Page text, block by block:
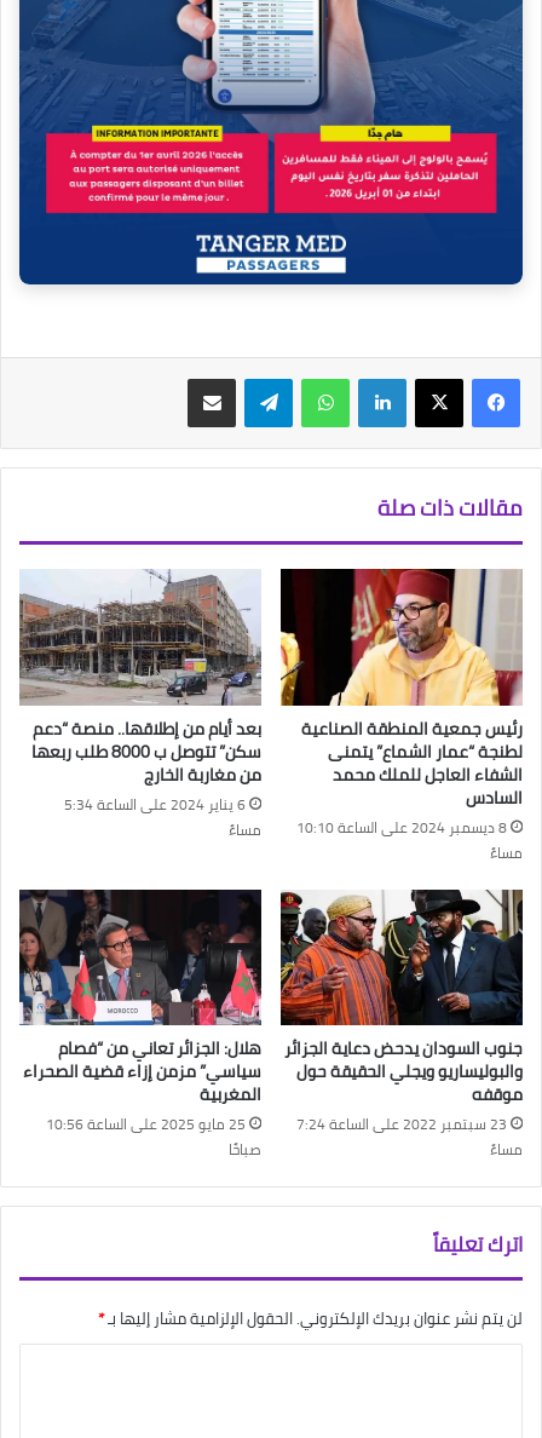
فيسبوك‫X لينكدإن واتساب تيلقرام مشاركة عبر البريد
مقالات ذات صلة
رئيس جمعية المنطقة الصناعية
لطنجة “عمار الشماع” يتمنى
الشفاء العاجل للملك محمد
السادس
8 ديسمبر 2024 على الساعة 10:10
مساءً
بعد أيام من إطلاقها.. منصة “دعم
سكن” تتوصل ب 8000 طلب ربعها
من مغاربة الخارج
6 يناير 2024 على الساعة 5:34
مساءً
جنوب السودان يدحض دعاية الجزائر
والبوليساريو ويجلي الحقيقة حول
موقفه
23 سبتمبر 2022 على الساعة 7:24
مساءً
هلال: الجزائر تعاني من “فصام
سياسي” مزمن إزاء قضية الصحراء
المغربية
25 مايو 2025 على الساعة 10:56
صباحًا
اترك تعليقاً
لن يتم نشر عنوان بريدك الإلكتروني.الحقول الإلزامية مشار إليها بـ*